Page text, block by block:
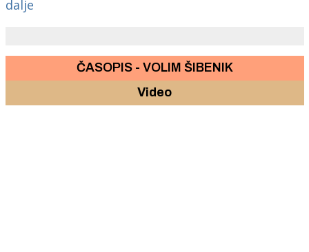
dalje
ČASOPIS - VOLIM ŠIBENIK
Video